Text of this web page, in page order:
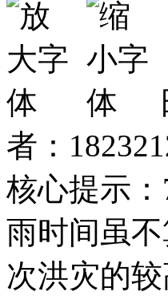
者：
核心提示
雨时间虽
次洪灾的